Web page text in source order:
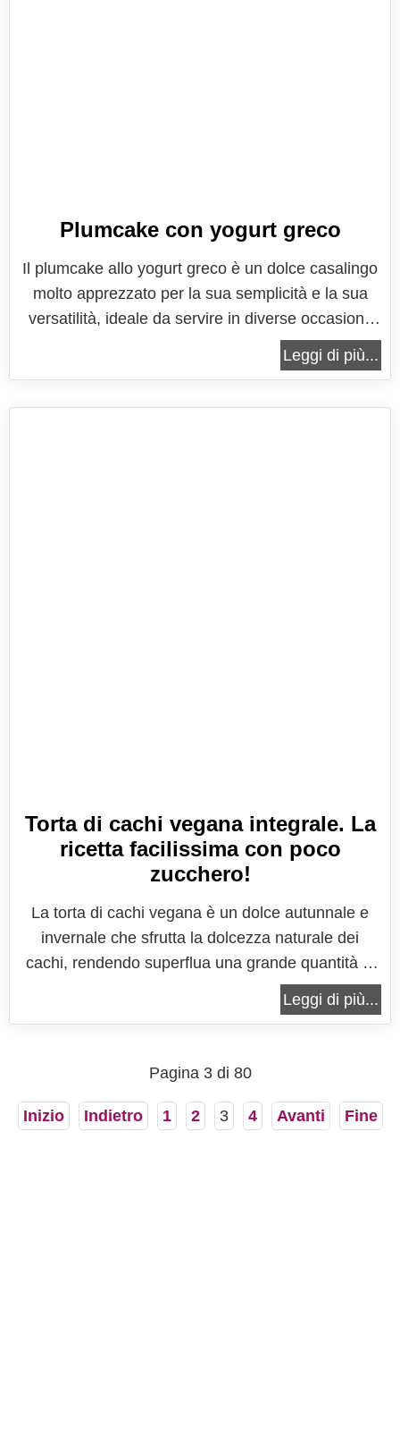
Plumcake con yogurt greco
Il plumcake allo yogurt greco è un dolce casalingo
molto apprezzato per la sua semplicità e la sua
versatilità, ideale da servire in diverse occasioni,
dalla colazione alla merenda o come dessert
leggero a fine pasto. La sua morbidezza e il suo
Leggi di più...
Torta di cachi vegana integrale. La
ricetta facilissima con poco
zucchero!
La torta di cachi vegana è un dolce autunnale e
invernale che sfrutta la dolcezza naturale dei
cachi, rendendo superflua una grande quantità di
zucchero aggiunto. È una torta ricca di sapore,
morbida e umida, che rappresenta un’ottima scelta
preferisce evitare i prodotti di...
Leggi di più...
Pagina 3 di 80
Inizio Indietro 1 2 3 4 Avanti Fine